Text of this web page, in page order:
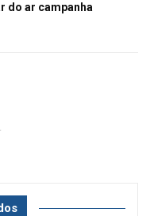
do ar campanha